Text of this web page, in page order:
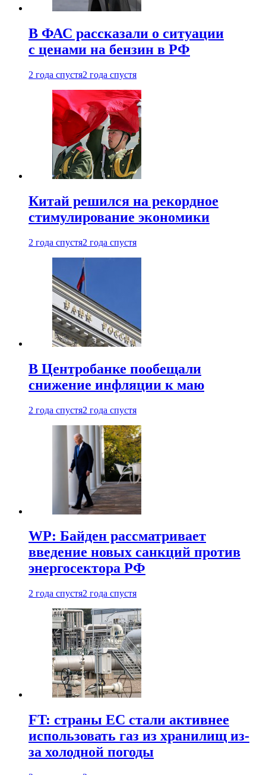
В ФАС рассказали о ситуации
с ценами на бензин в РФ
2 года спустя2 года спустя
Китай решился на рекордное
стимулирование экономики
2 года спустя2 года спустя
В Центробанке пообещали
снижение инфляции к маю
2 года спустя2 года спустя
WP: Байден рассматривает
введение новых санкций против
энергосектора РФ
2 года спустя2 года спустя
FT: страны ЕС стали активнее
использовать газ из хранилищ из-
за холодной погоды